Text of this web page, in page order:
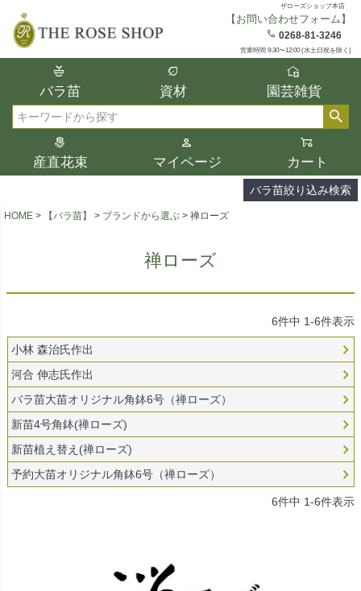
ザローズショップ本店
【お問い合わせフォーム】
0268-81-3246
営業時間 9:30〜12:00 (水土日祝を除く)
バラ苗 資材 園芸雑貨
産直花束 マイページ カート
バラ苗絞り込み検索
在庫
在庫ありのみ表示
検索
複数の条件を選択して絞り込み検索が可能
選択した項目全てに該当する品種のみ検索
結果に表示されます。
タイプ、カラー、ブランドなどは1つずつ選
択してください。
HOME 【バラ苗】 ブランドから選ぶ 禅ローズ
禅ローズ
6件中 1-6件表示
小林 森治氏作出
河合 伸志氏作出
バラ苗大苗オリジナル角鉢6号（禅ローズ）
新苗4号角鉢(禅ローズ)
新苗植え替え(禅ローズ)
予約大苗オリジナル角鉢6号（禅ローズ）
6件中 1-6件表示